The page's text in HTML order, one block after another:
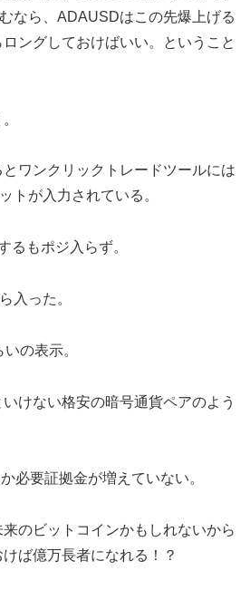
なら、ADAUSDはこの先爆上げる
ングしておけばいい。ということ
ワンクリックトレードツールには
トが入力されている。
るもポジ入らず。
入った。
の表示。
けない格安の暗号通貨ペアのよう
必要証拠金が増えていない。
のビットコインかもしれないから
ば億万長者になれる！？